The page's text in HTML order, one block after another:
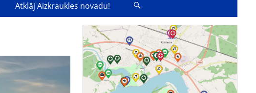
Atklāj Aizkraukles novadu!